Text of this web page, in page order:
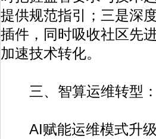
提供规范指引；三是深
插件，同时吸收社区先
加速技术转化。
三、智算运维转型：
AI赋能运维模式升级